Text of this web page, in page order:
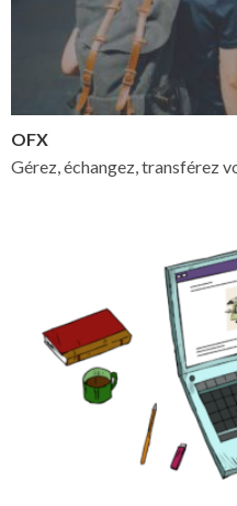
OFX
Gérez, échangez, transférez